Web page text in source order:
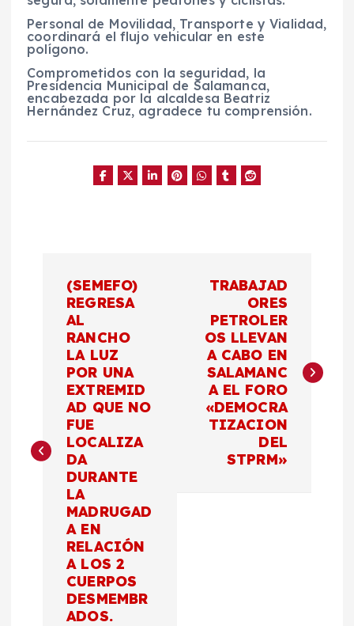
Personal de Movilidad, Transporte y Vialidad,
coordinará el flujo vehicular en este
polígono.
Comprometidos con la seguridad, la
Presidencia Municipal de Salamanca,
encabezada por la alcaldesa Beatriz
Hernández Cruz, agradece tu comprensión.
a
(SEMEFO)
REGRESA
AL
RANCHO
LA LUZ
POR UNA
EXTREMID
AD QUE NO
FUE
LOCALIZA
DA
DURANTE
LA
MADRUGAD
A EN
RELACIÓN
A LOS 2
CUERPOS
DESMEMBR
ADOS.
TRABAJAD
ORES
PETROLER
OS LLEVAN
A CABO EN
SALAMANC
A EL FORO
«DEMOCRA
TIZACION
DEL
STPRM»